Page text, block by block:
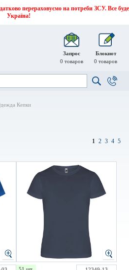
перераховуємо на потреби ЗСУ. Все буде
Україна!
Запрос
0 товаров
Блокнот
0 товаров
Кепки
1 2 3 4 5